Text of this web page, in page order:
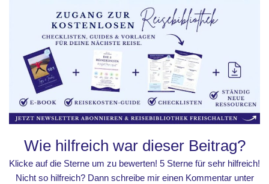
Wie hilfreich war dieser Beitrag?
Klicke auf die Sterne um zu bewerten! 5 Sterne für sehr hilfreich!
Nicht so hilfreich? Dann schreibe mir einen Kommentar unter